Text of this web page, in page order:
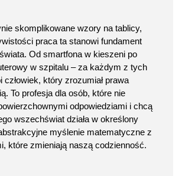
skomplikowane wzory na tablicy,
praca ta stanowi fundament
Od smartfona w kieszeni po
w szpitalu – za każdym z tych
który zrozumiał prawa
To profesja dla osób, które nie
odpowiedziami i chcą
wszechświat działa w określony
myślenie matematyczne z
które zmieniają naszą codzienność.